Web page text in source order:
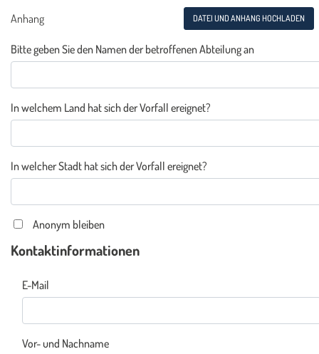
Anhang DATEI UND ANHANG HOCHLADEN
Bitte geben Sie den Namen der betroffenen Abteilung an
In welchem Land hat sich der Vorfall ereignet?
In welcher Stadt hat sich der Vorfall ereignet?
Anonym bleiben
Kontaktinformationen
E-Mail
Vor- und Nachname